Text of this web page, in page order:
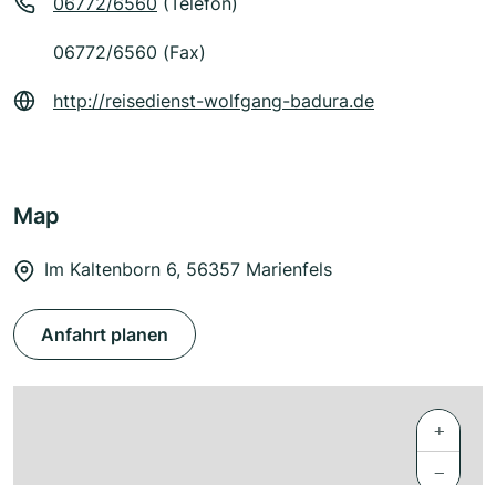
06772/6560 (Fax)
http://reisedienst-wolfgang-badura.de
Map
Im Kaltenborn 6, 56357 Marienfels
Anfahrt planen
+
−